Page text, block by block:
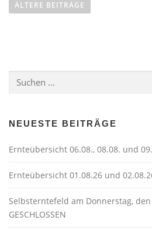
e
a
i
g
t
i
ÄLTERE BEITRÄGE
nach:
NEUESTE BEITRÄGE
Ernteübersicht 06.08., 08.08. und
Ernteübersicht 01.08.26 und
Selbsterntefeld am Donnerstag, den
GESCHLOSSEN